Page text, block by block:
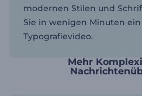
modernen Stilen und
Sie in wenigen Minuten
Typografievideo.
Mehr